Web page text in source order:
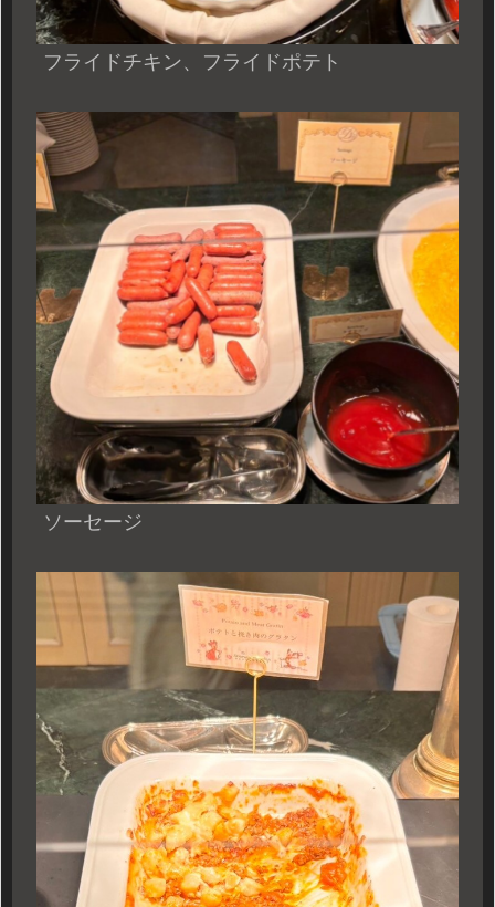
フライドチキン、フライドポテト
ソーセージ